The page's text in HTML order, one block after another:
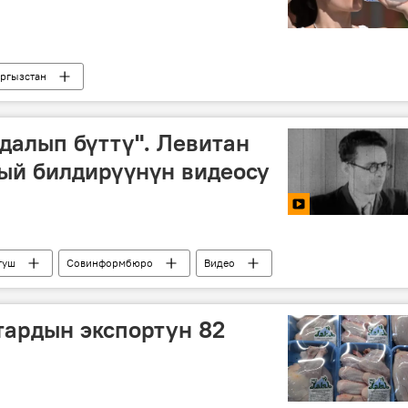
бүттү". Левитан
билдирүүнүн видеосу
Совинформбюро Видео
экспортун 82